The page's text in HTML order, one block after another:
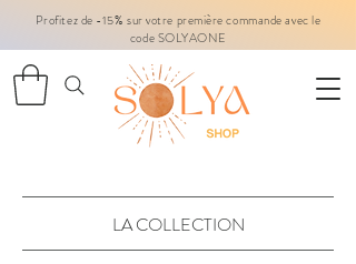
Profitez de -15% sur votre première commande avec le
code SOLYAONE
LA COLLECTION